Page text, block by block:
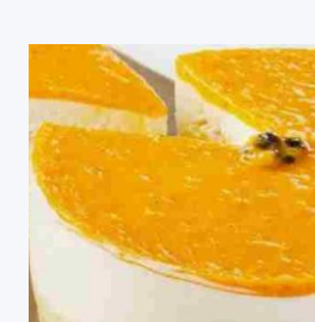
UND
KÄSE